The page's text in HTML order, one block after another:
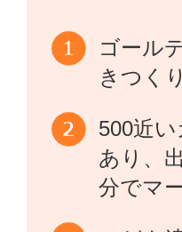
ゴール
きつく
500近
あり、
分でマ